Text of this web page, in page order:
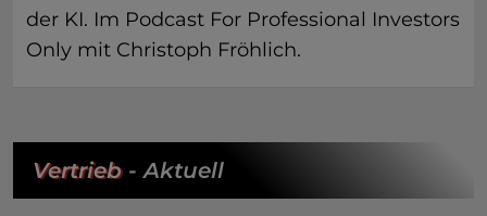
der KI. Im Podcast For Professional Investors
Only mit Christoph Fröhlich.
Vertrieb- Aktuell